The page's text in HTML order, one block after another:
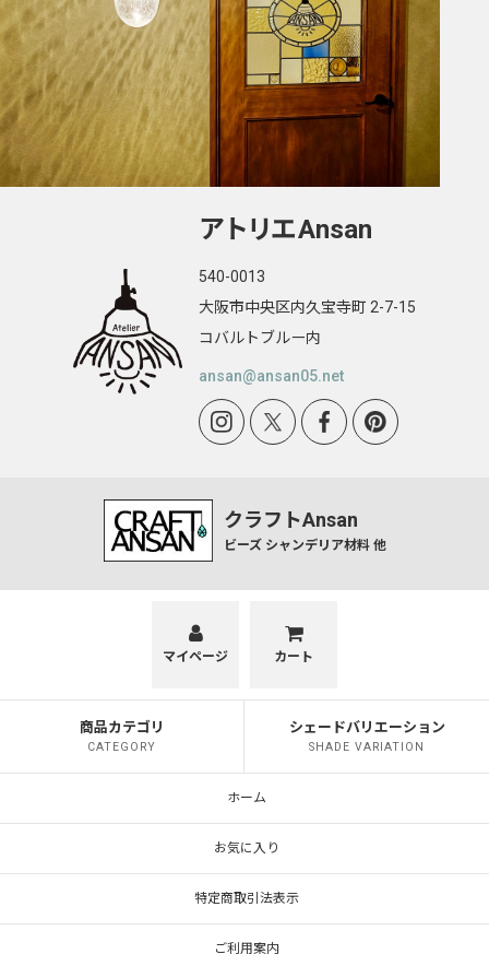
アトリエAnsan
540-0013
大阪市中央区内久宝寺町 2-7-15
コバルトブルー内
ansan@ansan05.net
クラフトAnsan
ビーズ シャンデリア材料 他
商品カテゴリ
CATEGORY
シェードバリエーション
SHADE VARIATION
マイページ カート
ホーム
お気に入り
特定商取引法表示
ご利用案内